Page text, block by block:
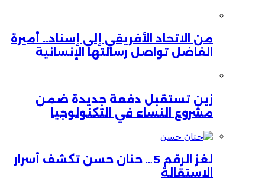
من الاتحاد الأفريقي إلى إسناد.. أميرة
الفاضل تواصل رسالتها الإنسانية
زين تستقبل دفعة جديدة ضمن
مشروع النساء في التكنولوجيا
لغز الرقم 5… حنان حسن تكشف أسرار
الاستقالة